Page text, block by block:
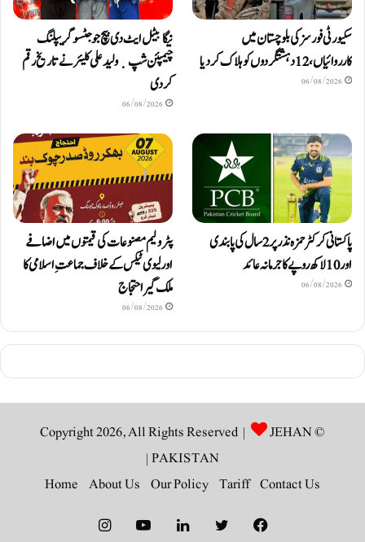
سکیورٹی فورسز کی بلوچستان میں
کارروائیاں، 12 دہشتگردوں کو ہلاک کردیا
06/08/2026
نیگا بیٹل ایٹ دی بیچ جوجٹسو گریپلنگ
چیمپئن شپ ٜ ولید علی کلیئر نے تاریخ رقم
کر دی
06/08/2026
پاکستانی کرکٹر حمزہ نذر پر 2 سال کی پابندی
اور 10 لاکھ روپےکا جرمانہ عائد
06/08/2026
پٹرولیم مصنوعات کی قیمتوں میں اضافے
اور لیوی ٹیکس کے خلاف جماعتِ اسلامی کا
ملک گیر احتجاج
06/08/2026
© Copyright 2026, All Rights Reserved |
JEHAN
PAKISTAN
|
Contact Us
Tariff
Our Policy
About Us
Home
Facebook
Twitter
LinkedIn
YouTube
Instagram